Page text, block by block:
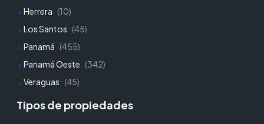
Herrera (10)
Los Santos (45)
Panamá (455)
Panamá Oeste (342)
Veraguas (45)
Tipos de propiedades